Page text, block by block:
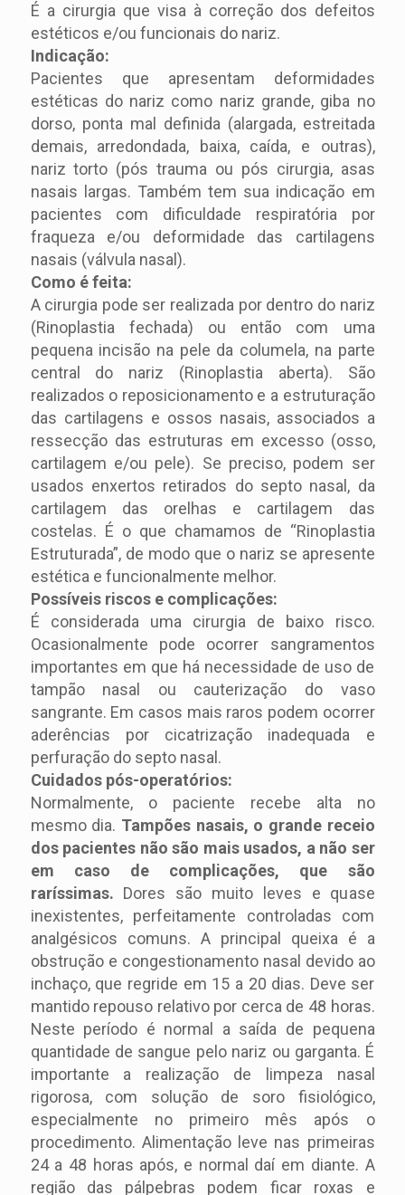
É a cirurgia que visa à correção dos defeitos
estéticos e/ou funcionais do nariz.
Indicação:
Pacientes que apresentam deformidades
estéticas do nariz como nariz grande, giba no
dorso, ponta mal definida (alargada, estreitada
demais, arredondada, baixa, caída, e outras),
nariz torto (pós trauma ou pós cirurgia, asas
nasais largas. Também tem sua indicação em
pacientes com dificuldade respiratória por
fraqueza e/ou deformidade das cartilagens
nasais (válvula nasal).
Como é feita:
A cirurgia pode ser realizada por dentro do nariz
(Rinoplastia fechada) ou então com uma
pequena incisão na pele da columela, na parte
central do nariz (Rinoplastia aberta). São
realizados o reposicionamento e a estruturação
das cartilagens e ossos nasais, associados a
ressecção das estruturas em excesso (osso,
cartilagem e/ou pele). Se preciso, podem ser
usados enxertos retirados do septo nasal, da
cartilagem das orelhas e cartilagem das
costelas. É o que chamamos de “Rinoplastia
Estruturada”, de modo que o nariz se apresente
estética e funcionalmente melhor.
Possíveis riscos e complicações:
É considerada uma cirurgia de baixo risco.
Ocasionalmente pode ocorrer sangramentos
importantes em que há necessidade de uso de
tampão nasal ou cauterização do vaso
sangrante. Em casos mais raros podem ocorrer
aderências por cicatrização inadequada e
perfuração do septo nasal.
Cuidados pós-operatórios:
Normalmente, o paciente recebe alta no
mesmo dia. Tampões nasais, o grande receio
dos pacientes não são mais usados, a não ser
em caso de complicações, que são
raríssimas. Dores são muito leves e quase
inexistentes, perfeitamente controladas com
analgésicos comuns. A principal queixa é a
obstrução e congestionamento nasal devido ao
inchaço, que regride em 15 a 20 dias. Deve ser
mantido repouso relativo por cerca de 48 horas.
Neste período é normal a saída de pequena
quantidade de sangue pelo nariz ou garganta. É
importante a realização de limpeza nasal
rigorosa, com solução de soro fisiológico,
especialmente no primeiro mês após o
procedimento. Alimentação leve nas primeiras
24 a 48 horas após, e normal daí em diante. A
região das pálpebras podem ficar roxas e